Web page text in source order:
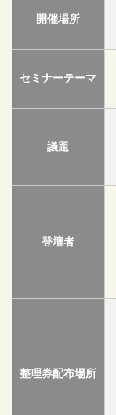
開催場所
セミナーテーマ
議題
登壇者
整理券配布場所